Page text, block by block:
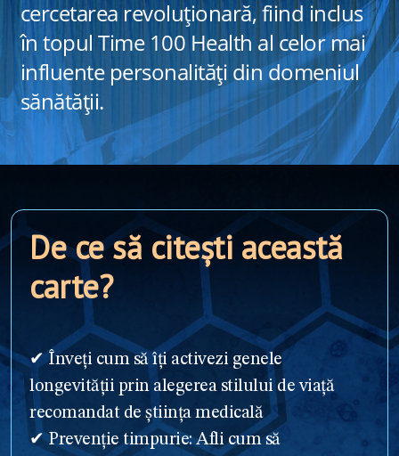
cercetarea revoluționară, fiind inclus
în topul Time 100 Health al celor mai
influente personalități din domeniul
sănătății.
De ce să citești această
carte?
✔ Înveți cum să îți activezi genele
longevității prin alegerea stilului de viață
recomandat de știința medicală
✔ Prevenție timpurie: Afli cum să